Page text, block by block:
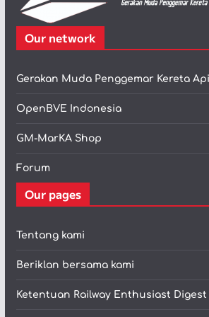
Our network
Gerakan Muda Penggemar Kereta
OpenBVE Indonesia
GM-MarKA Shop
Forum
Our pages
Tentang kami
Beriklan bersama kami
Ketentuan Railway Enthusiast